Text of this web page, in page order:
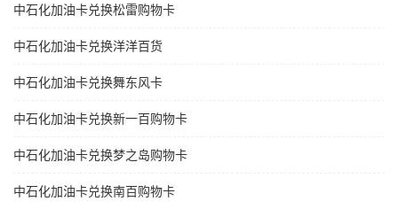
中石化加油卡兑换松雷购物卡
中石化加油卡兑换洋洋百货
中石化加油卡兑换舞东风卡
中石化加油卡兑换新一百购物卡
中石化加油卡兑换梦之岛购物卡
中石化加油卡兑换南百购物卡